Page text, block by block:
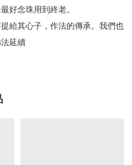
好念珠用到終老。
給其心子，作法的傳承。我們也
延續